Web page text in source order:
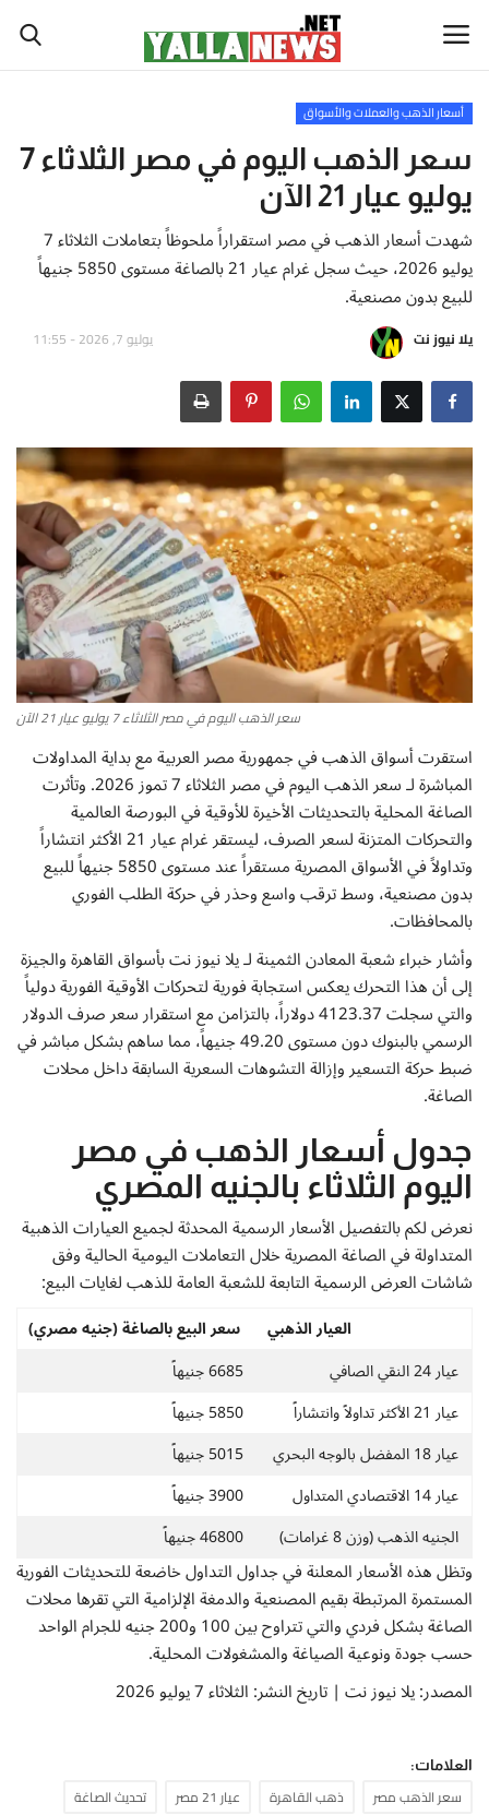
أخبار العالم
أخبار الوطن العربي
سياسة واقتصاد
رياضة
تكنولوجيا وعلوم
صحة ولياقة
أطباق من المطابخ العربية
سياحة وسفر
منوعات عامة
جاليري الفن التشكيلي
من نحن
سياسة الخصوصية
البنود والشروط
رئيس التحرير
إتصل بنا
أسعار الذهب والعملات والأسواق
سعر الذهب اليوم في مصر الثلاثاء 7
يوليو عيار 21 الآن
شهدت أسعار الذهب في مصر استقراراً ملحوظاً بتعاملات الثلاثاء 7
يوليو 2026، حيث سجل غرام عيار 21 بالصاغة مستوى 5850 جنيهاً
للبيع بدون مصنعية.
يلا نيوز نت يوليو 7, 2026 - 11:55
سعر الذهب اليوم في مصر الثلاثاء 7 يوليو عيار 21 الآن
استقرت أسواق الذهب في جمهورية مصر العربية مع بداية المداولات
المباشرة لـ سعر الذهب اليوم في مصر الثلاثاء 7 تموز 2026. وتأثرت
الصاغة المحلية بالتحديثات الأخيرة للأوقية في البورصة العالمية
والتحركات المتزنة لسعر الصرف، ليستقر غرام عيار 21 الأكثر انتشاراً
وتداولاً في الأسواق المصرية مستقراً عند مستوى 5850 جنيهاً للبيع
بدون مصنعية، وسط ترقب واسع وحذر في حركة الطلب الفوري
بالمحافظات.
وأشار خبراء شعبة المعادن الثمينة لـ يلا نيوز نت بأسواق القاهرة والجيزة
إلى أن هذا التحرك يعكس استجابة فورية لتحركات الأوقية الفورية دولياً
والتي سجلت 4123.37 دولاراً، بالتزامن مع استقرار سعر صرف الدولار
الرسمي بالبنوك دون مستوى 49.20 جنيهاً، مما ساهم بشكل مباشر في
ضبط حركة التسعير وإزالة التشوهات السعرية السابقة داخل محلات
الصاغة.
جدول أسعار الذهب في مصر
اليوم الثلاثاء بالجنيه المصري
نعرض لكم بالتفصيل الأسعار الرسمية المحدثة لجميع العيارات الذهبية
المتداولة في الصاغة المصرية خلال التعاملات اليومية الحالية وفق
شاشات العرض الرسمية التابعة للشعبة العامة للذهب لغايات البيع:
العيار الذهبي
سعر البيع بالصاغة (جنيه مصري)
عيار 24 النقي الصافي
6685 جنيهاً
عيار 21 الأكثر تداولاً وانتشاراً
5850 جنيهاً
عيار 18 المفضل بالوجه البحري
5015 جنيهاً
عيار 14 الاقتصادي المتداول
3900 جنيهاً
الجنيه الذهب (وزن 8 غرامات)
46800 جنيهاً
وتظل هذه الأسعار المعلنة في جداول التداول خاضعة للتحديثات الفورية
المستمرة المرتبطة بقيم المصنعية والدمغة الإلزامية التي تقرها محلات
الصاغة بشكل فردي والتي تتراوح بين 100 و200 جنيه للجرام الواحد
حسب جودة ونوعية الصياغة والمشغولات المحلية.
المصدر: يلا نيوز نت | تاريخ النشر: الثلاثاء 7 يوليو 2026
العلامات:
سعر الذهب مصر ذهب القاهرة عيار 21 مصر
تحديث الصاغة